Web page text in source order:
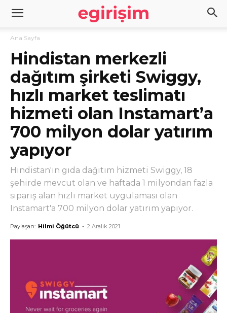
Ana Sayfa
Hindistan merkezli
dağıtım şirketi Swiggy,
hızlı market teslimatı
hizmeti olan Instamart’a
700 milyon dolar yatırım
yapıyor
Hindistan'ın gıda dağıtım hizmeti Swiggy, 18
şehirde mevcut olan ve haftada 1 milyondan fazla
sipariş alan hızlı market uygulaması olan
Instamart'a 700 milyon dolar yatırım yapıyor.
Paylaşan: Hilmi Öğütcü - 2 Aralık 2021